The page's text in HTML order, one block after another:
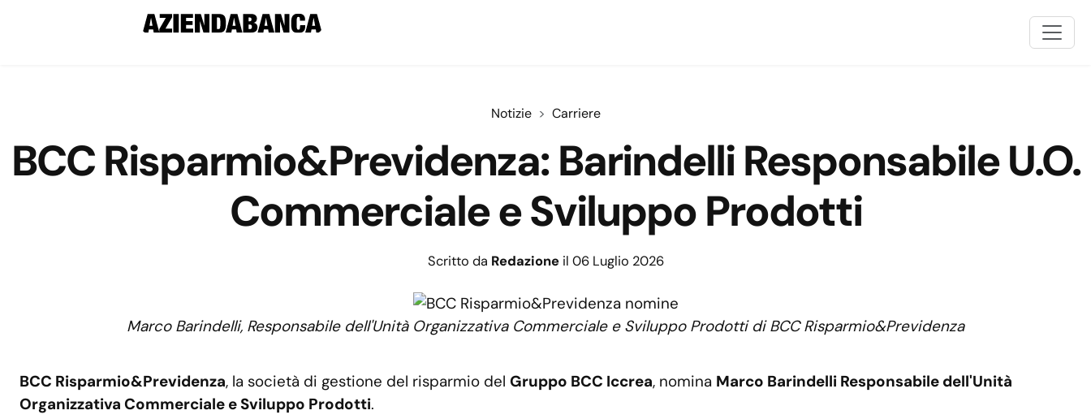
Notizie Carriere
BCC Risparmio&Previdenza: Barindelli Responsabile U.O.
Commerciale e Sviluppo Prodotti
Scritto da Redazione il 06 Luglio 2026
Marco Barindelli, Responsabile dell'Unità Organizzativa Commerciale e Sviluppo Prodotti di BCC Risparmio&Previdenza
BCC Risparmio&Previdenza, la società di gestione del risparmio del Gruppo BCC Iccrea, nomina Marco Barindelli Responsabile dell'Unità
Organizzativa Commerciale e Sviluppo Prodotti.